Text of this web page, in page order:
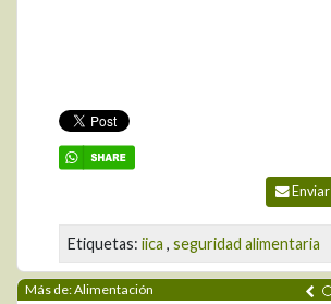
Enviar
Etiquetas: iica , seguridad alimentaria
Más de: Alimentación